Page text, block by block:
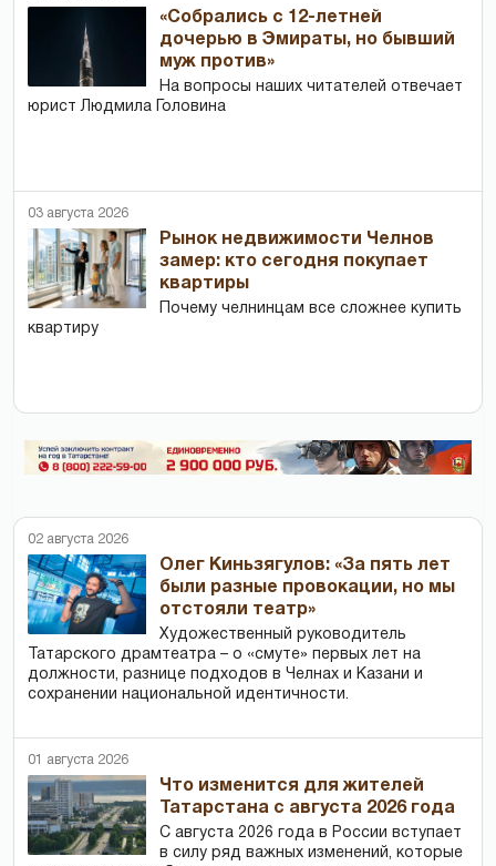
«Собрались с 12-летней
дочерью в Эмираты, но бывший
муж против»
На вопросы наших читателей отвечает
юрист Людмила Головина
03 августа 2026
Рынок недвижимости Челнов
замер: кто сегодня покупает
квартиры
Почему челнинцам все сложнее купить
квартиру
02 августа 2026
Олег Киньзягулов: «За пять лет
были разные провокации, но мы
отстояли театр»
Художественный руководитель
Татарского драмтеатра – о «смуте» первых лет на
должности, разнице подходов в Челнах и Казани и
сохранении национальной идентичности.
01 августа 2026
Что изменится для жителей
Татарстана с августа 2026 года
С августа 2026 года в России вступает
в силу ряд важных изменений, которые